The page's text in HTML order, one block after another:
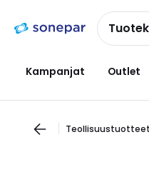
navigointiinsisältöön
Kampanjat Outlet
Teollisuustuotteet